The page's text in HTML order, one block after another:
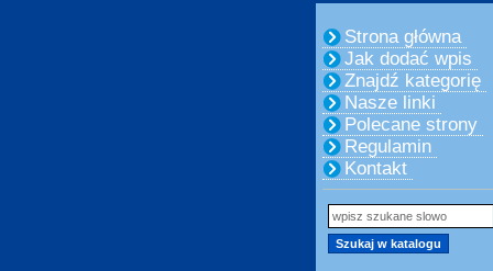
Strona główna
Jak dodać wpis
Znajdź kategorię
Nasze linki
Polecane strony
Regulamin
Kontakt